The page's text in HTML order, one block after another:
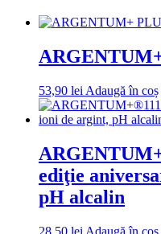
53,90 lei Adaugă în coș
ediţie
pH alcalin
28,50 lei Adaugă în coș